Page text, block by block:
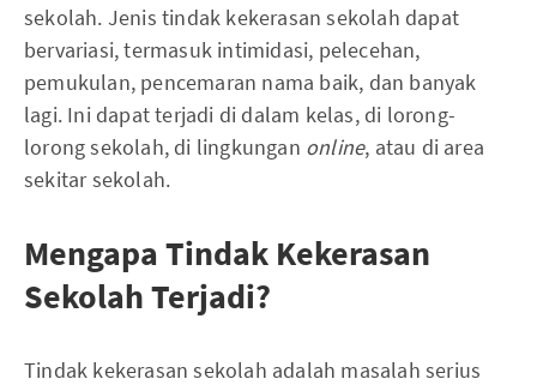
sekolah. Jenis tindak kekerasan sekolah dapat
bervariasi, termasuk intimidasi, pelecehan,
pemukulan, pencemaran nama baik, dan banyak
lagi. Ini dapat terjadi di dalam kelas, di lorong-
lorong sekolah, di lingkungan online, atau di area
sekitar sekolah.
Mengapa Tindak Kekerasan
Sekolah Terjadi?
Tindak kekerasan sekolah adalah masalah serius